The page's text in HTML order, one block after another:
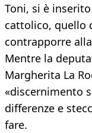
Toni, si è
cattolico, quello
contrapporre
Mentre la
Margherita La
«discernimento
differenze e
fare.